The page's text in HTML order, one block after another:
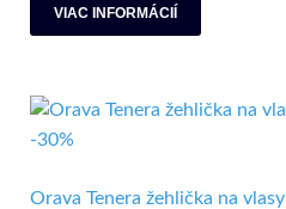
VIAC INFORMÁCIÍ
-30%
Orava Tenera žehlička na vlasy